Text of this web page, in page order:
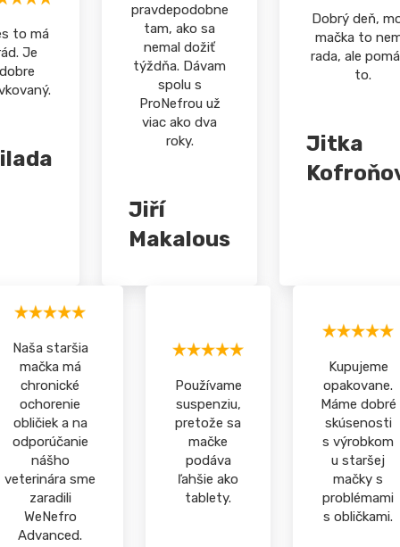
to má
Je
dobre
pravdepodobne
tam, ako sa
nemal dožiť
týždňa. Dávam
spolu s
ProNefrou už
viac ako dva
roky.
Jiří
Makalous
Dobrý deň,
mačka to
rada, ale
to.
Jitka
Naša staršia
mačka má
chronické
ochorenie
obličiek a na
odporúčanie
nášho
veterinára sme
zaradili
WeNefro
Advanced.
Používame
suspenziu,
pretože sa
mačke
podáva
ľahšie ako
tablety.
Kupujeme
opakovane.
Máme dobré
skúsenosti
s výrobkom
u staršej
mačky s
problémami
s obličkami.